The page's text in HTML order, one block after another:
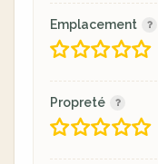
Emplacement
Propreté